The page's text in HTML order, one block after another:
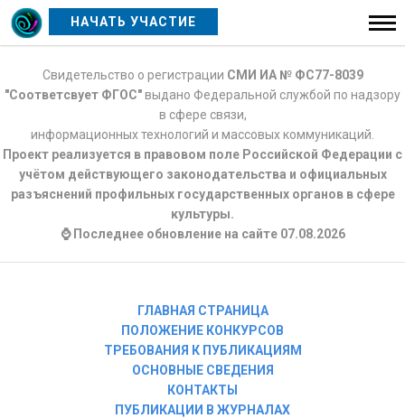
НАЧАТЬ УЧАСТИЕ
Свидетельство о регистрации СМИ ИА № ФС77-8039
"Соответсвует ФГОС"выдано Федеральной службой по надзору
в сфере связи,
информационных технологий и массовых коммуникаций.
Проект реализуется в правовом поле Российской Федерации с
учётом действующего законодательства и официальных
разъяснений профильных государственных органов в сфере
культуры.
⌚ Последнее обновление на сайте 07.08.2026
ГЛАВНАЯ СТРАНИЦА
ПОЛОЖЕНИЕ КОНКУРСОВ
ТРЕБОВАНИЯ К ПУБЛИКАЦИЯМ
ОСНОВНЫЕ СВЕДЕНИЯ
КОНТАКТЫ
ПУБЛИКАЦИИ В ЖУРНАЛАХ